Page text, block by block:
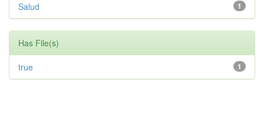
1
Salud
Has File(s)
1
true